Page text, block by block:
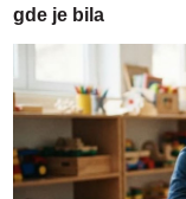
gde je bila